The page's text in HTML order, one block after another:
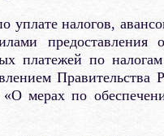
уплате налогов,
предоставления
платежей по
Правительства
мерах по